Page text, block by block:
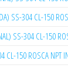
SS-304 CL-150
SS-304 CL-150
CL-150 ROSCA NPT